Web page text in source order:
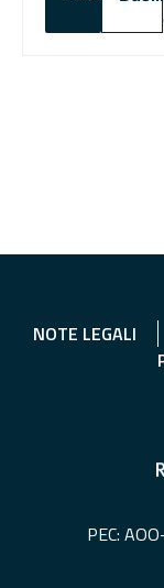
NOTE LEGALI
PEC: